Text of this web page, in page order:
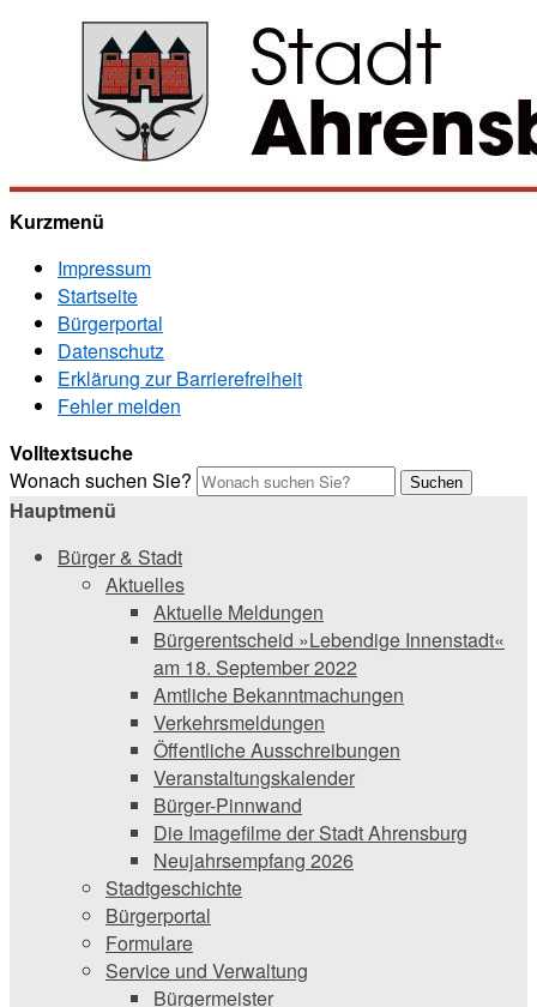
Kurzmenü
Impressum
Startseite
Bürgerportal
Datenschutz
Erklärung zur Barrierefreiheit
Fehler melden
Volltextsuche
Wonach suchen Sie?
Suchen
Hauptmenü
Bürger & Stadt
Aktuelles
Aktuelle Meldungen
Bürgerentscheid »Lebendige Innenstadt«
am 18. September 2022
Amtliche Bekanntmachungen
Verkehrsmeldungen
Öffentliche Ausschreibungen
Veranstaltungskalender
Bürger-Pinnwand
Die Imagefilme der Stadt Ahrensburg
Neujahrsempfang 2026
Stadtgeschichte
Bürgerportal
Formulare
Service und Verwaltung
Bürgermeister